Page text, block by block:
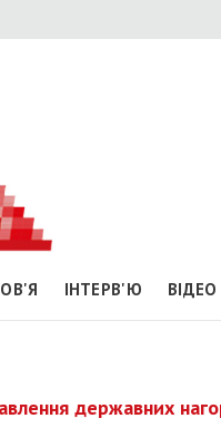
ІНТЕРВ'Ю ВІДЕО
державних